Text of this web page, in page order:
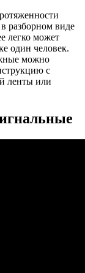
разборном виде
легко может
один человек.
можно
с
ленты или